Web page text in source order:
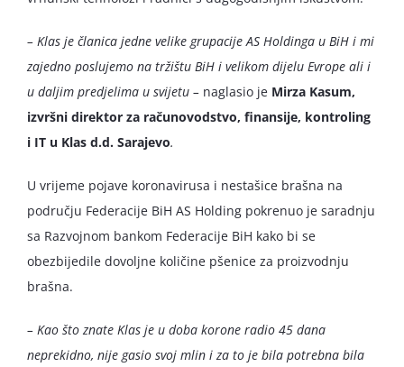
– Klas je članica jedne velike grupacije AS Holdinga u BiH i mi
zajedno poslujemo na tržištu BiH i velikom dijelu Evrope ali i
u daljim predjelima u svijetu – naglasio je Mirza Kasum,
izvršni direktor za računovodstvo, finansije, kontroling
i IT u Klas d.d. Sarajevo.
U vrijeme pojave koronavirusa i nestašice brašna na
području Federacije BiH AS Holding pokrenuo je saradnju
sa Razvojnom bankom Federacije BiH kako bi se
obezbijedile dovoljne količine pšenice za proizvodnju
brašna.
– Kao što znate Klas je u doba korone radio 45 dana
neprekidno, nije gasio svoj mlin i za to je bila potrebna bila